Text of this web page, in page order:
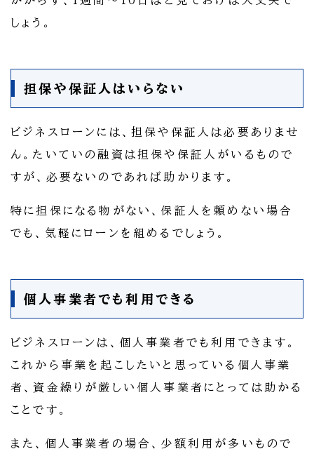
しょう。
担保や保証人はいらない
ビジネスローンには、担保や保証人は必要ありませ
ん。たいていの融資は担保や保証人がいるもので
すが、必要ないのであれば助かります。
特に担保になる物がない、保証人を頼めない場合
でも、気軽にローンを組めるでしょう。
個人事業者でも利用できる
ビジネスローンは、個人事業者でも利用できます。
これから事業を起こしたいと思っている個人事業
者、資金繰りが厳しい個人事業者にとっては助かる
ことです。
また、個人事業者の場合、少額利用が多いもので